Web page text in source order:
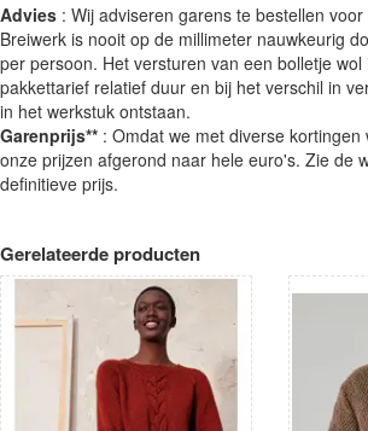
Advies : Wij adviseren garens te bestellen
Breiwerk is nooit op de millimeter nauwkeurig
per persoon. Het versturen van een bolletje wol
pakkettarief relatief duur en bij het verschil in
in het werkstuk ontstaan.
Garenprijs** : Omdat we met diverse
onze prijzen afgerond naar hele euro's. Zie de
definitieve prijs.
Gerelateerde producten